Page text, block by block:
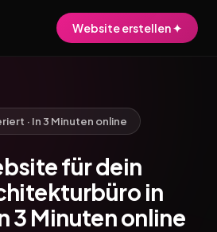
Website erstellen ✦
· In 3 Minuten online
für dein
in
3 Minuten online